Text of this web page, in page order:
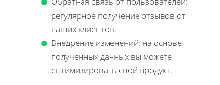
регулярное получение отзывов от
ваших клиентов.
Внедрение изменений: на основе
полученных данных вы можете
оптимизировать свой продукт.